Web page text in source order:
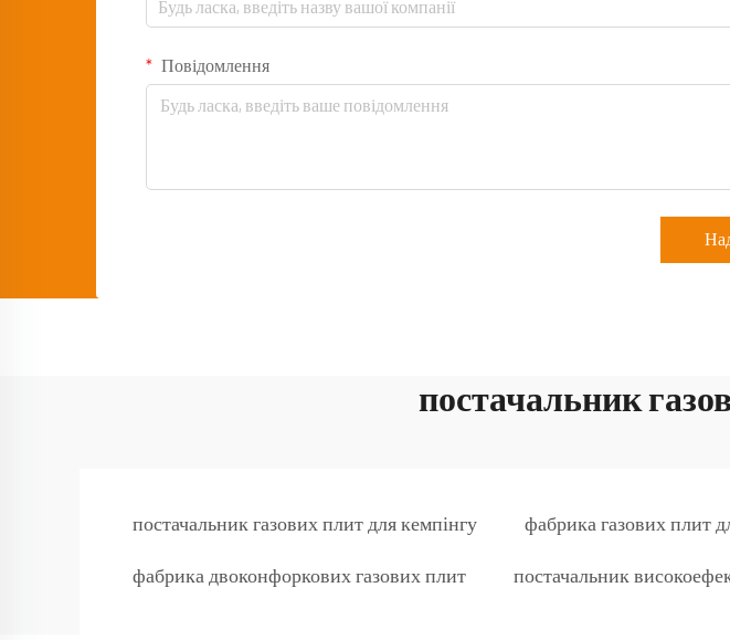
Повідомлення
постачальник
постачальник газових плит для кемпінгу фабрика газових плит
фабрика двоконфоркових газових плит постачальник